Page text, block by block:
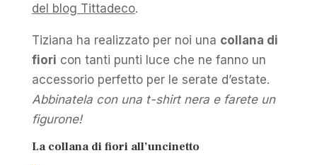
del blog Tittadeco.
Tiziana ha realizzato per noi una collana di
fiori con tanti punti luce che ne fanno un
accessorio perfetto per le serate d’estate.
Abbinatela con una t-shirt nera e farete un
figurone!
La collana di fiori all’uncinetto